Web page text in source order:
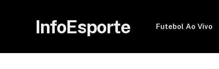
InfoEsporte Futebol Ao Vivo